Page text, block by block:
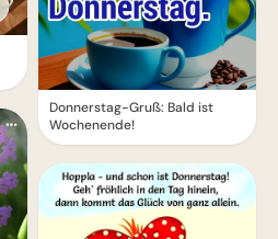
Donnerstag-Gruß: Bald ist
Wochenende!